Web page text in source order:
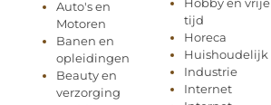
Auto's en
Motoren
Banen en
opleidingen
Beauty en
verzorging
tijd
Horeca
Huishoudelijk
Industrie
Internet